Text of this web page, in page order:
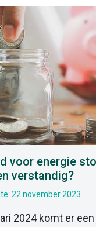
voor energie
verstandig?
22 november 2023
2024 komt er